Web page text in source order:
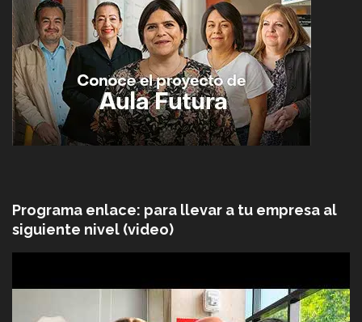
Programa enlace: para llevar a tu empresa al
siguiente nivel (video)